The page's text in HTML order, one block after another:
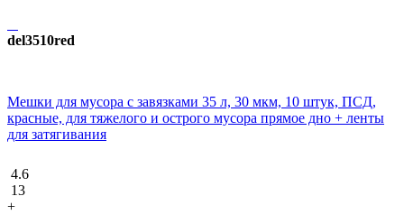
del3510red
Мешки для мусора с завязками 35 л, 30 мкм, 10 штук, ПCД,
красные, для тяжелого и острого мусора прямое дно + ленты
для затягивания
4.6
13
+